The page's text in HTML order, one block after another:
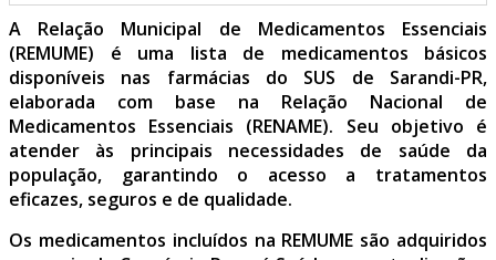
A Relação Municipal de Medicamentos Essenciais
(REMUME) é uma lista de medicamentos básicos
disponíveis nas farmácias do SUS de Sarandi-PR,
elaborada com base na Relação Nacional de
Medicamentos Essenciais (RENAME). Seu objetivo é
atender às principais necessidades de saúde da
população, garantindo o acesso a tratamentos
eficazes, seguros e de qualidade.
Os medicamentos incluídos na REMUME são adquiridos